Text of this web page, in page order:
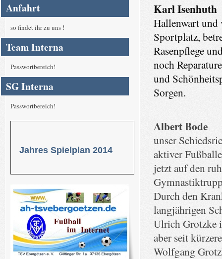
Karl Isenhuth
Hallenwart und
Sportplatz,
Rasenpflege
noch
und
Sorgen.
Albert Bode
unser
aktiver
jetzt auf den
Durch den
langjährigen
Ulrich Grotzke
aber seit
Wolfgang
Anfahrt
so findet ihr zu uns !
Team Interna
Passwortbereich!
SG Interna
Passwortbereich!
Jahres Spielplan 2014